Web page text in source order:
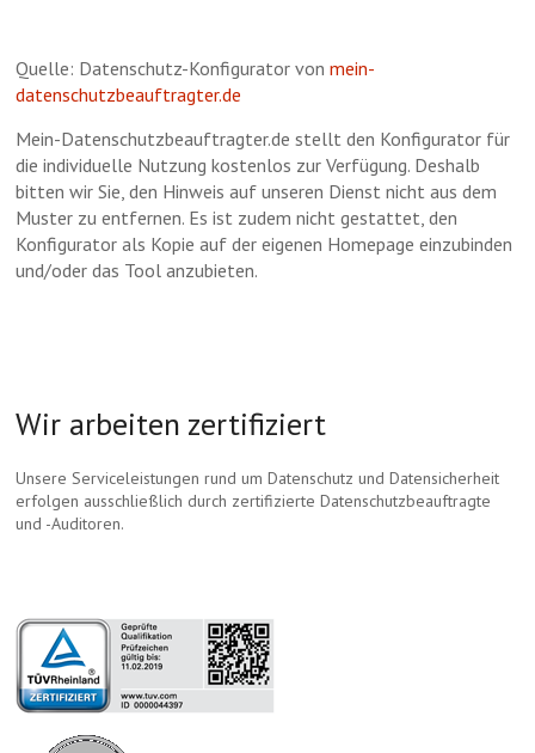
Quelle: Datenschutz-Konfigurator vonmein-
datenschutzbeauftragter.de
Mein-Datenschutzbeauftragter.de stellt den Konfigurator für
die individuelle Nutzung kostenlos zur Verfügung. Deshalb
bitten wir Sie, den Hinweis auf unseren Dienst nicht aus dem
Muster zu entfernen. Es ist zudem nicht gestattet, den
Konfigurator als Kopie auf der eigenen Homepage einzubinden
und/oder das Tool anzubieten.
Wir arbeiten zertifiziert
Unsere Serviceleistungen rund um Datenschutz und Datensicherheit
erfolgen ausschließlich durch zertifizierte Datenschutzbeauftragte
und -Auditoren.